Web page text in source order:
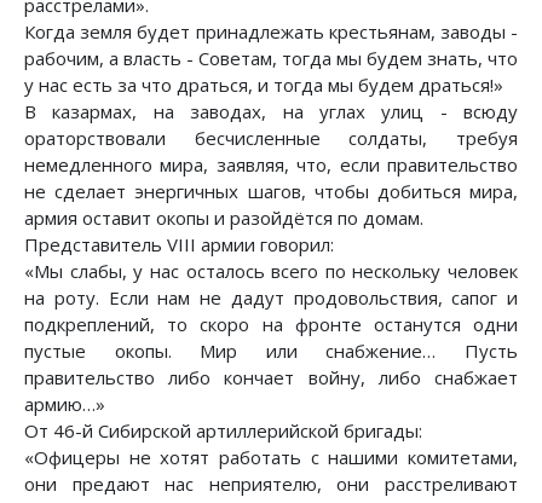
Когда земля будет принадлежать крестьянам, заводы -
рабочим, а власть - Советам, тогда мы будем знать, что
у нас есть за что драться, и тогда мы будем драться!»
В казармах, на заводах, на углах улиц - всюду
ораторствовали бесчисленные солдаты, требуя
немедленного мира, заявляя, что, если правительство
не сделает энергичных шагов, чтобы добиться мира,
армия оставит окопы и разойдётся по домам.
Представитель VIII армии говорил:
«Мы слабы, у нас осталось всего по нескольку человек
на роту. Если нам не дадут продовольствия, сапог и
подкреплений, то скоро на фронте останутся одни
пустые окопы. Мир или снабжение… Пусть
правительство либо кончает войну, либо снабжает
армию…»
От 46-й Сибирской артиллерийской бригады:
«Офицеры не хотят работать с нашими комитетами,
они предают нас неприятелю, они расстреливают